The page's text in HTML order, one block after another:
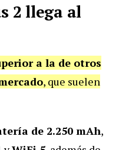
2 llega al
a la de otros
, que suelen
de 2.250 mAh,